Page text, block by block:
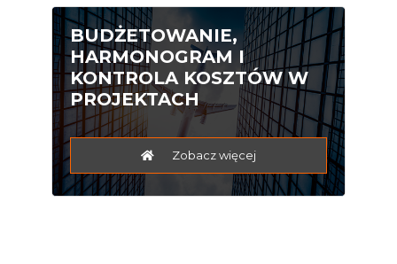
BUDŻETOWANIE,
HARMONOGRAM I
KONTROLA KOSZTÓW W
PROJEKTACH
Zobacz więcej